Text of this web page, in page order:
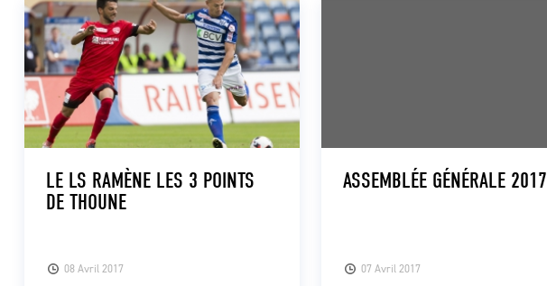
08 Avril 2017
LE LS RAMÈNE LES 3 POINTS
DE THOUNE
07 Avril 2017
ASSEMBLÉE GÉNÉRALE 2017